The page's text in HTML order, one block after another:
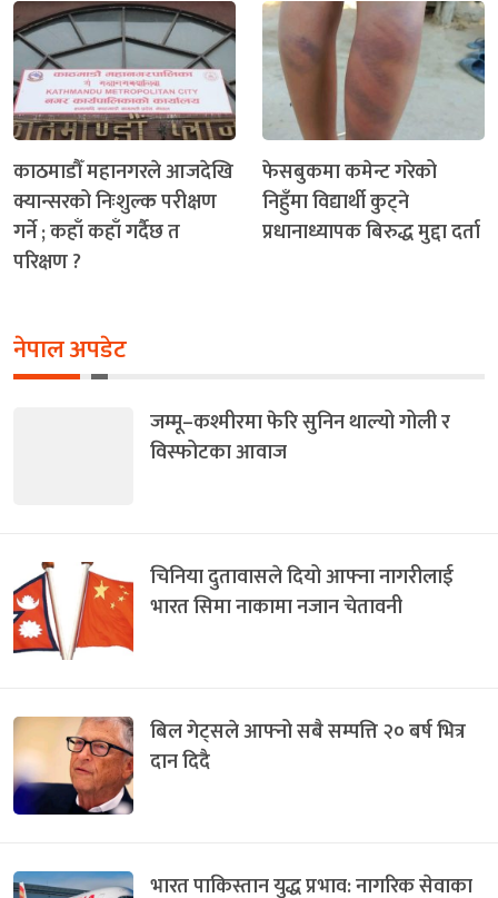
काठमाडौँ महानगरले आजदेखि
क्यान्सरको निःशुल्क परीक्षण
गर्ने ; कहाँ कहाँ गर्दैछ त
परिक्षण ?
फेसबुकमा कमेन्ट गरेको
निहुँमा विद्यार्थी कुट्ने
प्रधानाध्यापक बिरुद्ध मुद्दा दर्ता
नेपाल अपडेट
जम्मू–कश्मीरमा फेरि सुनिन थाल्यो गोली र
विस्फोटका आवाज
चिनिया दुतावासले दियो आफ्ना नागरीलाई
भारत सिमा नाकामा नजान चेतावनी
बिल गेट्सले आफ्नो सबै सम्पत्ति २० बर्ष भित्र
दान दिदै
भारत पाकिस्तान युद्ध प्रभाव: नागरिक सेवाका